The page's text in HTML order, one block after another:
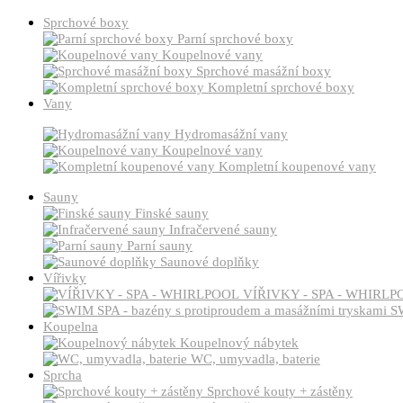
Sprchové boxy
Parní sprchové boxy
Koupelnové vany
Sprchové masážní boxy
Kompletní sprchové boxy
Vany
Hydromasážní vany
Koupelnové vany
Kompletní koupenové vany
Sauny
Finské sauny
Infračervené sauny
Parní sauny
Saunové doplňky
Vířivky
VÍŘIVKY - SPA -
Koupelna
Koupelnový nábytek
WC, umyvadla, baterie
Sprcha
Sprchové kouty + zástěny